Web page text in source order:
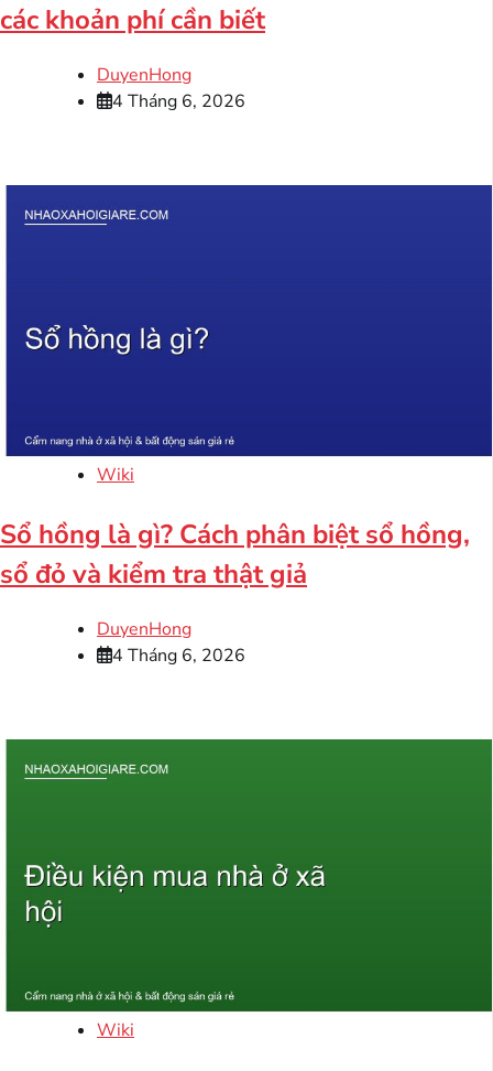
các khoản phí cần biết
DuyenHong
4 Tháng 6, 2026
Wiki
Sổ hồng là gì? Cách phân biệt sổ hồng,
sổ đỏ và kiểm tra thật giả
DuyenHong
4 Tháng 6, 2026
Wiki